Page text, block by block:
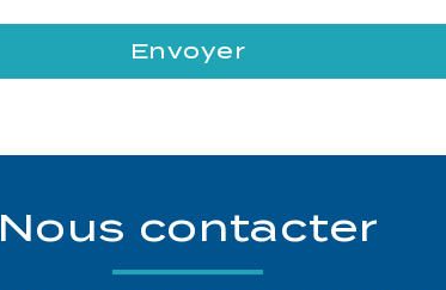
Envoyer
Nous contacter